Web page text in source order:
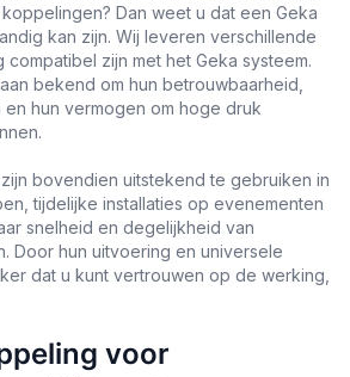
Dan weet u dat een Geka
kan zijn. Wij leveren verschillende
zijn met het Geka systeem.
bekend om hun betrouwbaarheid,
hun vermogen om hoge druk
bovendien uitstekend te gebruiken in
tijdelijke installaties op evenementen
snelheid en degelijkheid van
Door hun uitvoering en universele
dat u kunt vertrouwen op de werking,
voor